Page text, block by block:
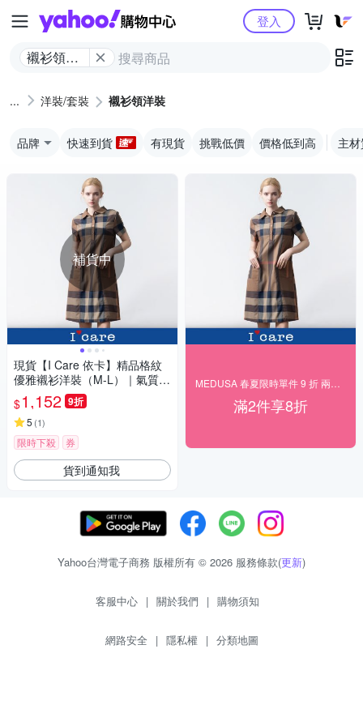
Yahoo購物中心
襯衫領洋
登入
洋裝/套裝 襯衫領洋裝
品牌 快速到貨 有現貨 挑戰低價 價格低到高 主
補貨中
現貨【I Care 依卡】精品格紋
優雅襯衫洋裝（M-L）｜氣質洋
裝 襯衫洋裝 格紋洋裝
$1,152 9折
5 (1)
限時下殺 券
貨到通知我
滿2件享8折
Yahoo台灣電子商務 版權所有 © 2026 服務條款(更新)
客服中心 | 關於我們 | 購物須知
網路安全 | 隱私權 | 分類地圖